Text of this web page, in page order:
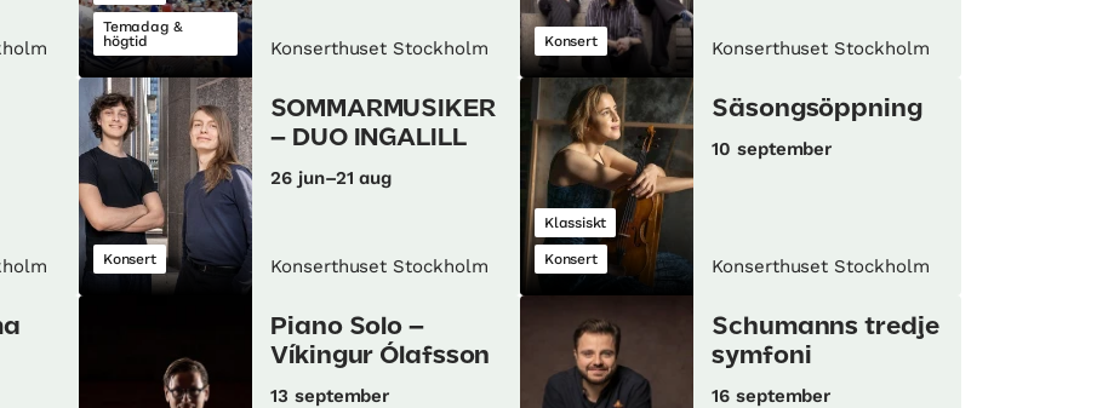
Temadag &
högtid
Konserthuset Stockholm Konsert Konserthuset Stockholm
Konsert
SOMMARMUSIKER
– DUO INGALILL
26 jun–21 aug
Konserthuset Stockholm
Klassiskt
Konsert
Säsongsöppning
10 september
Konserthuset Stockholm
Piano Solo –
Víkingur Ólafsson
13 september
Schumanns tredje
symfoni
16 september